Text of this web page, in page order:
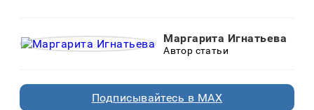
Маргарита Игнатьева
Автор статьи
Подписывайтесь в MAX